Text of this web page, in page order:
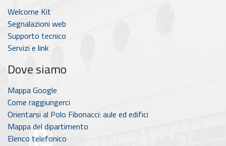
Welcome Kit
Segnalazioni web
Supporto tecnico
Servizi e link
Dove siamo
Mappa Google
Come raggiungerci
Orientarsi al Polo Fibonacci: aule ed edifici
Mappa del dipartimento
Elenco telefonico